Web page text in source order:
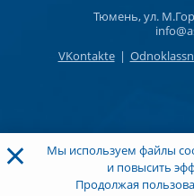
Тюмень, ул.
VKontakte |
×
Мы используем файлы
и повысить
Продолжая